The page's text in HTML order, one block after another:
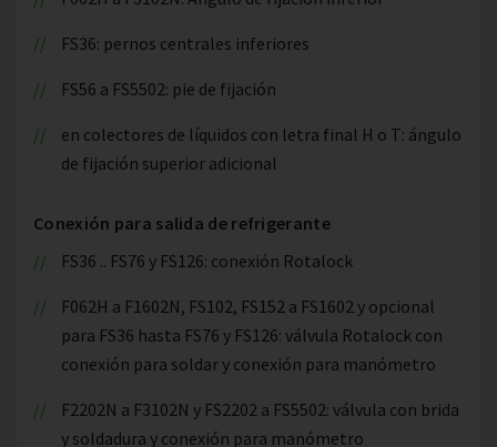
FS36: pernos centrales inferiores
FS56 a FS5502: pie de fijación
en colectores de líquidos con letra final H o T: ángulo
de fijación superior adicional
Conexión para salida de refrigerante
FS36 .. FS76 y FS126: conexión Rotalock
F062H a F1602N, FS102, FS152 a FS1602 y opcional
para FS36 hasta FS76 y FS126: válvula Rotalock con
conexión para soldar y conexión para manómetro
F2202N a F3102N y FS2202 a FS5502: válvula con brida
y soldadura y conexión para manómetro